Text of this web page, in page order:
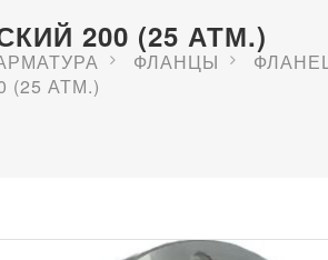
200 (25 АТМ.)
ФЛАНЦЫ
АТМ.)